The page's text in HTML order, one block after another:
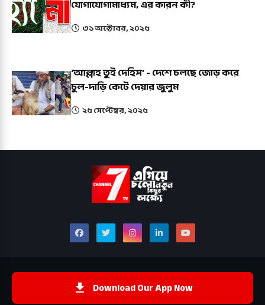
যোগাযোগামাধ্যম, এর কারন কী?
৩১ অক্টোবর, ২০২৫
‘আল্লাহ তুই দেহিস’ - দেশে চলছে জোড় করে
চুল-দাড়ি কেটে দেয়ার জুলুম
২৫ সেপ্টেম্বর, ২০২৫
Download Our App Now